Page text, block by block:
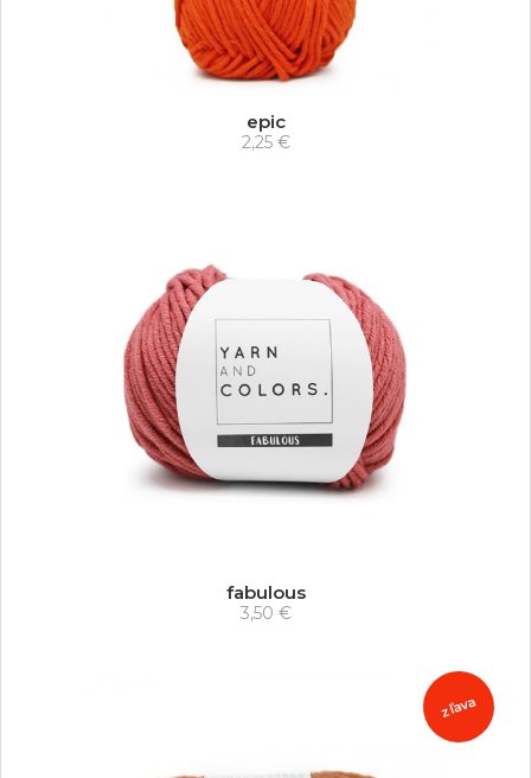
epic
2,25 €
fabulous
3,50 €
zľava